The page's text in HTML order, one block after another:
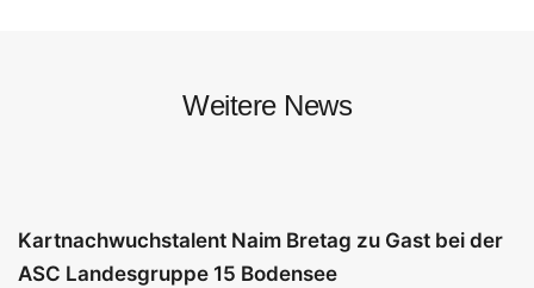
Weitere News
Kartnachwuchstalent Naim Bretag zu Gast bei der
ASC Landesgruppe 15 Bodensee